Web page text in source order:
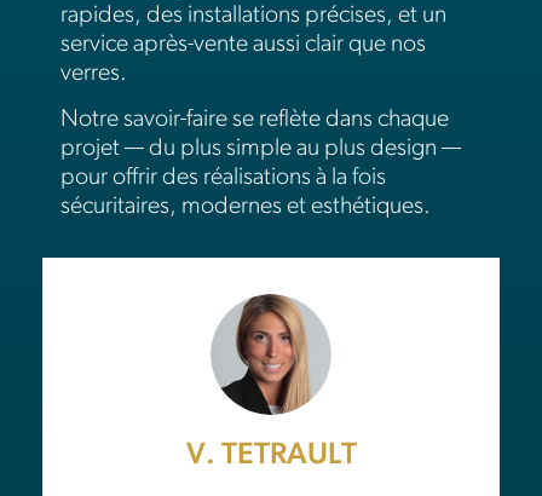
rapides, des installations précises, et un
service après-vente aussi clair que nos
verres.
Notre savoir-faire se reflète dans chaque
projet — du plus simple au plus design —
pour offrir des réalisations à la fois
sécuritaires, modernes et esthétiques.
V. TETRAULT